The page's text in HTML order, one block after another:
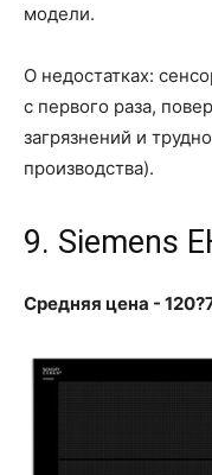
модели.
О недостатках:
с первого раза,
загрязнений и
производства).
9. Siemens
Средняя цена -